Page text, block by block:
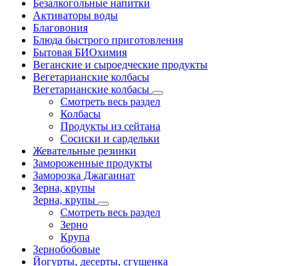
Безалкогольные напитки
Активаторы воды
Благовония
Блюда быстрого приготовления
Бытовая БИОхимия
Веганские и сыроедческие продукты
Вегетарианские колбасы
Вегетарианские колбасы
Смотреть весь раздел
Колбасы
Продукты из сейтана
Сосиски и сардельки
Жевательные резинки
Замороженные продукты
Заморозка Джаганнат
Зерна, крупы
Зерна, крупы
Смотреть весь раздел
Зерно
Крупа
Зернобобовые
Йогурты, десерты, сгущенка